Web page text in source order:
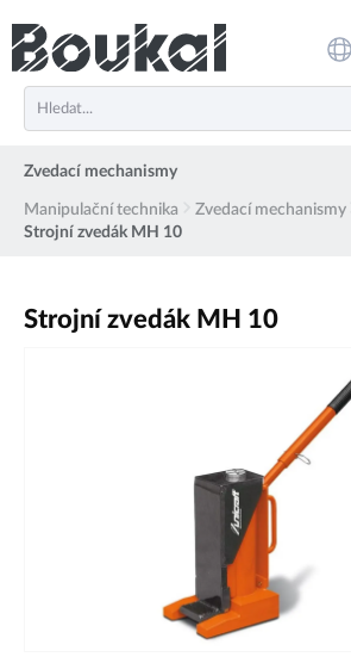
Zvedací mechanismy
Manipulační technika
Zvedací mechanismy
Strojní zvedák MH 10
Strojní zvedák MH 10